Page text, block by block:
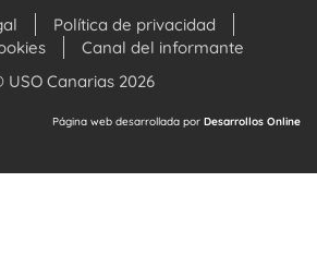
Política de privacidad
Canal del informante
USO Canarias 2026
Página web desarrollada por Desarrollos Online